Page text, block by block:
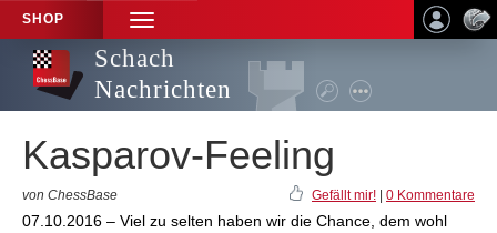
SHOP
TOGGLE
NAVIGATION
Schach
Nachrichten
Kasparov-Feeling
von ChessBase Gefällt mir! 0 Kommentare
07.10.2016 – Viel zu selten haben wir die Chance, dem wohl